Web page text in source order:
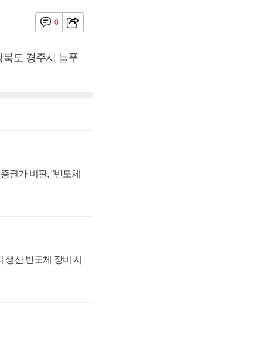
0
도 경주시 늘푸
권가 비판, "반도체
생산 반도체 장비 시